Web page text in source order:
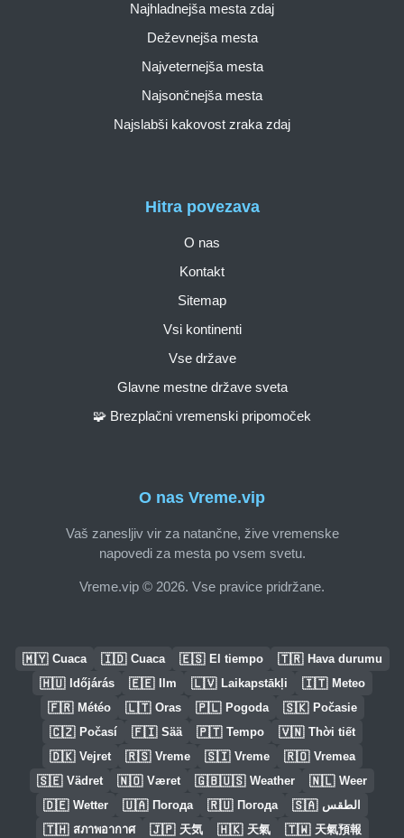
O nas Vreme.vip
Vaš zanesljiv vir za natančne, žive vremenske
napovedi za mesta po vsem svetu.
Vreme.vip © 2026. Vse pravice pridržane.
Hitra povezava
O nas
Kontakt
Sitemap
Vsi kontinenti
Vse države
Glavne mestne države sveta
🧩 Brezplačni vremenski pripomoček
Najhladnejša mesta zdaj
Deževnejša mesta
Najveternejša mesta
Najsončnejša mesta
Najslabši kakovost zraka zdaj
🇲🇾 Cuaca 🇮🇩 Cuaca 🇪🇸 El tiempo 🇹🇷 Hava durumu
🇭🇺 Időjárás 🇪🇪 Ilm 🇱🇻 Laikapstākļi 🇮🇹 Meteo
🇫🇷 Météo 🇱🇹 Oras 🇵🇱 Pogoda 🇸🇰 Počasie
🇨🇿 Počasí 🇫🇮 Sää 🇵🇹 Tempo 🇻🇳 Thời tiết
🇩🇰 Vejret 🇷🇸 Vreme 🇸🇮 Vreme 🇷🇴 Vremea
🇸🇪 Vädret 🇳🇴 Været 🇬🇧🇺🇸 Weather 🇳🇱 Weer
🇩🇪 Wetter 🇺🇦 Погода 🇷🇺 Погода 🇸🇦 الطقس
🇹🇭 สภาพอากาศ 🇯🇵 天気 🇭🇰 天氣 🇹🇼 天氣預報